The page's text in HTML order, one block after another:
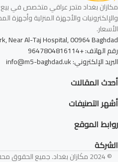
مكازان بغداد متجر عراقي متخصص في بيع
والإلكترونيات والأجهزة المنزلية وأجهزة
الأسعار.
Near Al-Taj Hospital, 00964 Baghdad
رقم الهاتف: +9647804816114
البريد الإلكتروني: info@m5-baghdad.uk
أحدث المقالات
أشهر التصنيفات
روابط الموقع
الشركة
© 2024 مكَازان بغداد. جميع الحقوق محفوظة | تم تطويره بفخر شركة النقيب